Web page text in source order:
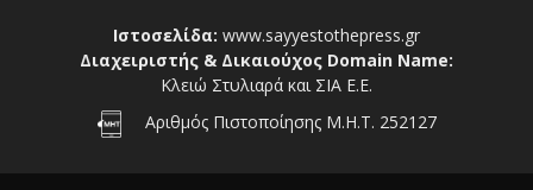
Ιστοσελίδα: www.sayyestothepress.gr
Διαχειριστής & Δικαιούχος Domain Name:
Κλειώ Στυλιαρά και ΣΙΑ Ε.Ε.
Αριθμός Πιστοποίησης Μ.Η.Τ. 252127